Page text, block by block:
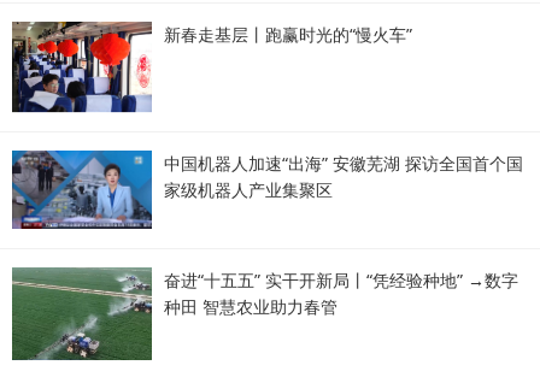
新春走基层丨跑赢时光的“慢火车”
中国机器人加速“出海” 安徽芜湖 探访全国首个国
家级机器人产业集聚区
奋进“十五五” 实干开新局丨“凭经验种地” →数字
种田 智慧农业助力春管